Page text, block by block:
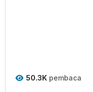
50.3K pembaca